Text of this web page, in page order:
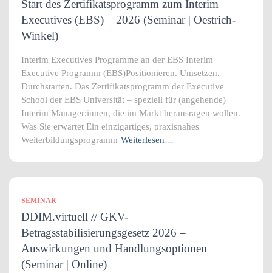
Start des Zertifikatsprogramm zum Interim
Executives (EBS) – 2026 (Seminar | Oestrich-
Winkel)
Interim Executives Programme an der EBS Interim
Executive Programm (EBS)Positionieren. Umsetzen.
Durchstarten. Das Zertifikatsprogramm der Executive
School der EBS Universität – speziell für (angehende)
Interim Manager:innen, die im Markt herausragen wollen.
Was Sie erwartet Ein einzigartiges, praxisnahes
Weiterbildungsprogramm Weiterlesen…
SEMINAR
DDIM.virtuell // GKV-
Betragsstabilisierungsgesetz 2026 –
Auswirkungen und Handlungsoptionen
(Seminar | Online)